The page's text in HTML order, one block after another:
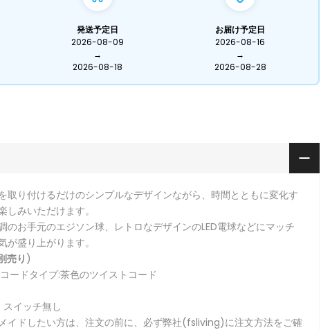
発送予定日
2026-08-09
→
2026-08-18
お届け予定日
2026-08-16
→
2026-08-28
取り付けるだけのシンプルなデザインながら、時間とともに変化す
しみいただけます。
のお手元のエジソン球、レトロなデザインのLED電球などにマッチ
が盛り上がります。
売り)
ードタイプ:茶色のツイストコード
イッチ無し
イドしたい方は、注文の前に、必ず弊社(fsliving)に注文方法をご確